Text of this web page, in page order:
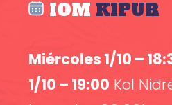
IOM KIPUR
Miércoles 1/10 –
1/10 – 19:00 Kol